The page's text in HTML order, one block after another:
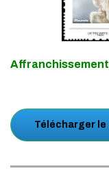
Télécharger le